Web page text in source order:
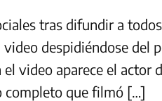
tras difundir a
despidiéndose del
video aparece el actor
completo que filmó […]